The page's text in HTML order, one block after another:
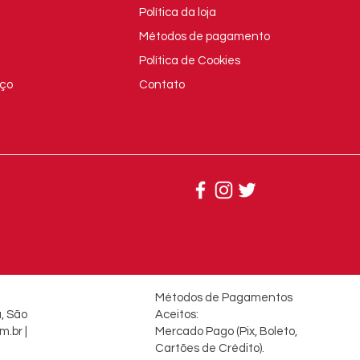
Política da loja
Métodos de pagamento
Política de Cookies
Contato
São
Métodos de Pagamentos
Aceitos:
Mercado Pago (Pix, Boleto,
Cartões de Crédito).